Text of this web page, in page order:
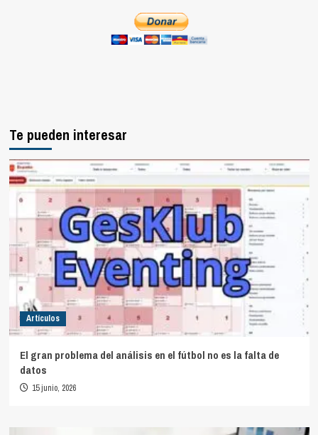
Te pueden interesar
Artículos
El gran problema del análisis en el fútbol no es la falta de
datos
15 junio, 2026